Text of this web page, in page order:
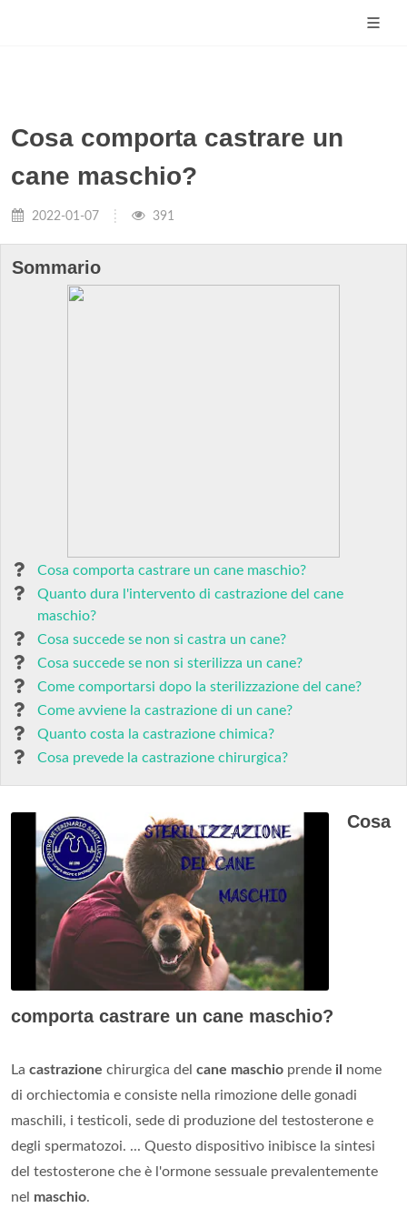
Cosa comporta castrare un
cane maschio?
2022-01-07 391
Sommario
Cosa comporta castrare un cane maschio?
Quanto dura l'intervento di castrazione del cane
maschio?
Cosa succede se non si castra un cane?
Cosa succede se non si sterilizza un cane?
Come comportarsi dopo la sterilizzazione del cane?
Come avviene la castrazione di un cane?
Quanto costa la castrazione chimica?
Cosa prevede la castrazione chirurgica?
Cosa
comporta castrare un cane maschio?
La castrazione chirurgica del cane maschio prende il nome
di orchiectomia e consiste nella rimozione delle gonadi
maschili, i testicoli, sede di produzione del testosterone e
degli spermatozoi. ... Questo dispositivo inibisce la sintesi
del testosterone che è l'ormone sessuale prevalentemente
nel maschio.